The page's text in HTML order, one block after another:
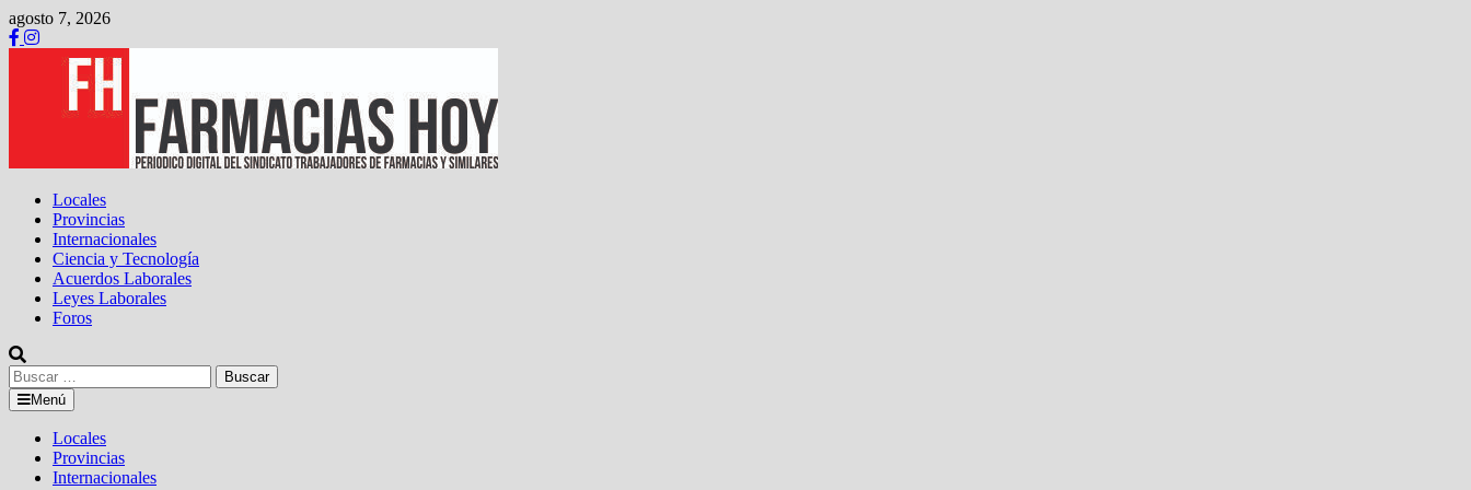
Saltar
al
contenido
agosto 7, 2026
Locales
Provincias
Internacionales
Ciencia y Tecnología
Acuerdos Laborales
Leyes Laborales
Foros
Buscar:
Menú
Locales
Provincias
Internacionales